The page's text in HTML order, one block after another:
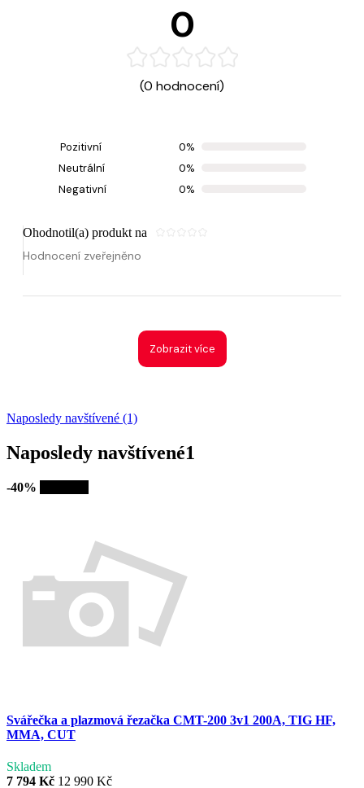
0
(0 hodnocení)
Pozitivní
0%
Neutrální
0%
Negativní
0%
Ohodnotil(a) produkt na
Hodnocení zveřejněno
Zobrazit více
Naposledy navštívené (1)
Naposledy navštívené1
-40%
Svářečka a plazmová řezačka CMT-200 3v1 200A, TIG HF,
MMA, CUT
Skladem
7 794 Kč 12 990 Kč